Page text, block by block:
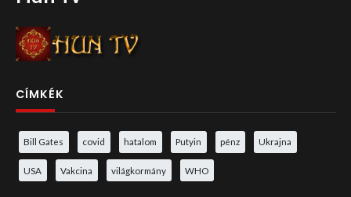
CÍMKÉK
Bill Gates covid hatalom Putyin pénz Ukrajna
USA Vakcina világkormány WHO